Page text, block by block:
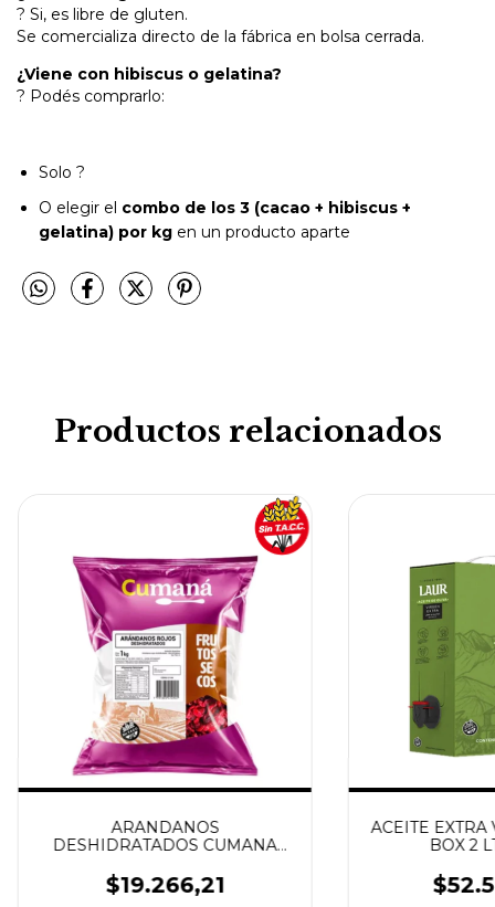
? Si, es libre de gluten.
Se comercializa directo de la fábrica en bolsa cerrada.
¿Viene con hibiscus o gelatina?
? Podés comprarlo:
Solo ?
O elegir el combo de los 3 (cacao + hibiscus +
gelatina) por kg en un producto aparte
Productos relacionados
ARANDANOS
DESHIDRATADOS CUMANA
$19.266,21
ACEITE
BOX 2